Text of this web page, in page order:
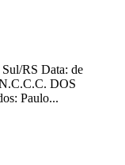
RS Data: de
DOS
Paulo...